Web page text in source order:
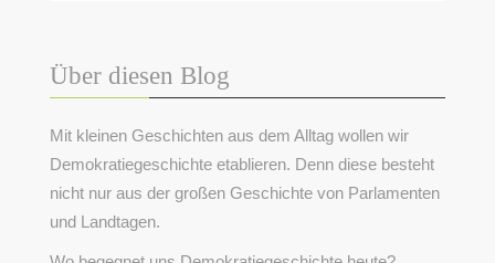
Über diesen Blog
Mit kleinen Geschichten aus dem Alltag wollen wir
Demokratiegeschichte etablieren. Denn diese besteht
nicht nur aus der großen Geschichte von Parlamenten
und Landtagen.